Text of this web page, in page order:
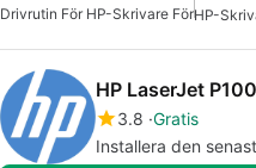
Drivrutin För HP-Skrivare FörHP-
HP LaserJet
3.8 Gratis
Installera den